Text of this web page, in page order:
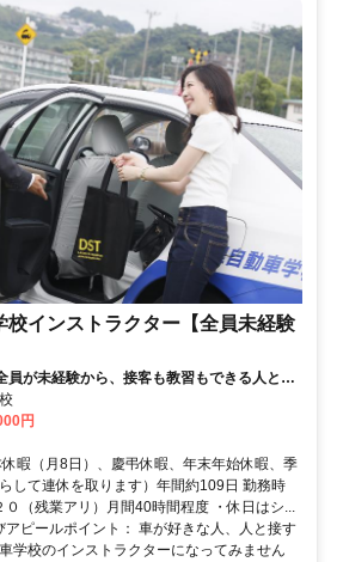
校インストラクター【全員未経験
員が未経験から、接客も教習もできる人とコ
が好きな方には最適です
円
暇（月8日）、慶弔休暇、年末年始休暇、季
して連休を取ります）年間約109日 勤務時
０（残業アリ）月間40時間程度 ・休日はシ...
アピールポイント： 車が好きな人、人と接す
学校のインストラクターになってみません